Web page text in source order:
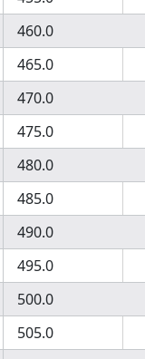
460.0
465.0
470.0
475.0
480.0
485.0
490.0
495.0
500.0
505.0